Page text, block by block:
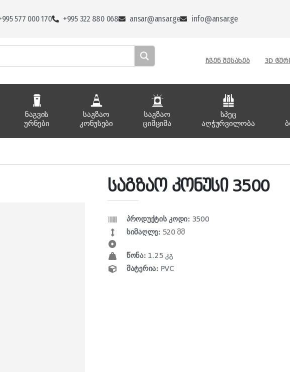
577 000 170 +995 322 880 068 ansar@ansar.ge info@ansar.ge
ᲩᲕᲔᲜ ᲨᲔᲡᲐᲮᲔᲑ 3D
ნაგვის
ურნები
საგზაო
კონუსები
საგზაო
ციმციმა
სპეც
აღჭურვილობა
საგზაო კონუსი 3500
პროდუქტის კოდი: 3500
სიმაღლე: 520 მმ
წონა: 1.25 კგ
მატერია: PVC